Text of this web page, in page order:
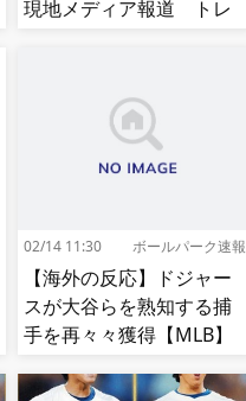
現地メディア報道 トレ
02/14 11:30 ボールパーク速報
【海外の反応】ドジャー
スが大谷らを熟知する捕
手を再々々獲得【MLB】